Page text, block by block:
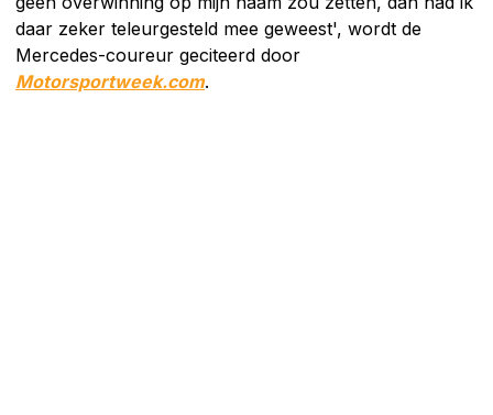
daar zeker teleurgesteld mee geweest', wordt de
Mercedes-coureur geciteerd door
Motorsportweek.com.